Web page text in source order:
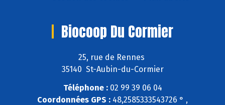
Biocoop Du Cormier
25, rue de Rennes
35140 St-Aubin-du-Cormier
Téléphone :02 99 39 06 04
Coordonnées GPS : 48,2585333543726 ° ,